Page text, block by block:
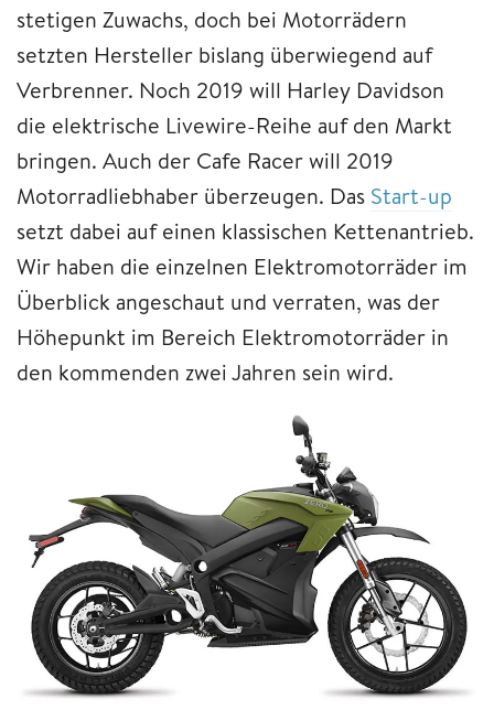
stetigen Zuwachs, doch bei Motorrädern
setzten Hersteller bislang überwiegend auf
Verbrenner. Noch 2019 will Harley Davidson
die elektrische Livewire-Reihe auf den Markt
bringen. Auch der Cafe Racer will 2019
Motorradliebhaber überzeugen. Das Start-up
setzt dabei auf einen klassischen Kettenantrieb.
Wir haben die einzelnen Elektromotorräder im
Überblick angeschaut und verraten, was der
Höhepunkt im Bereich Elektromotorräder in
den kommenden zwei Jahren sein wird.